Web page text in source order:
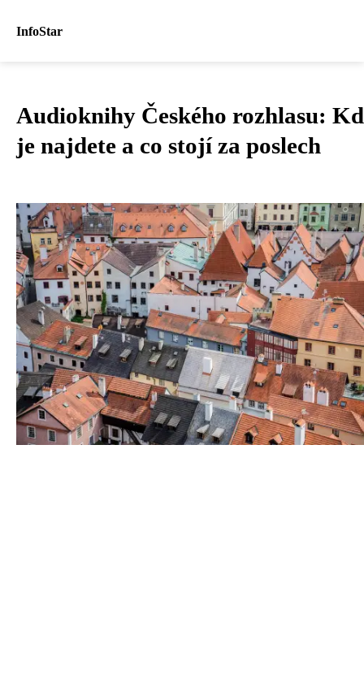
InfoStar
Audioknihy Českého rozhlasu:
je najdete a co stojí za poslech